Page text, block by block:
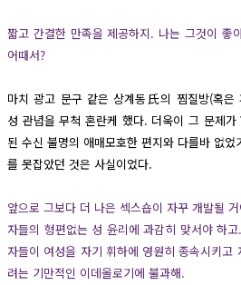
짧고 간결한 만족을 제공하지. 나는 그것이 좋
어때서?
마치 광고 문구 같은 상계동氏의 찜질방(혹은
성 관념을 무척 혼란케 했다. 더욱이 그 문제
된 수신 불명의 애매모호한 편지와 다를바 없
를 못잡았던 것은 사실이었다.
앞으로 그보다 더 나은 섹스숍이 자꾸 개발될
자들의 형편없는 성 윤리에 과감히 맞서야 하
자들이 여성을 자기 휘하에 영원히 종속시키고
려는 기만적인 이데올로기에 불과해.